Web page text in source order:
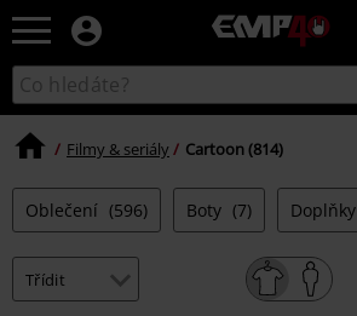
EMP
Hudba,
filmy
&
Merch
pro
Alternativní
móda
Katalog
vyhledávání
Filmy & seriály Cartoon (814)
Oblečení (596) Boty (7) Doplňky